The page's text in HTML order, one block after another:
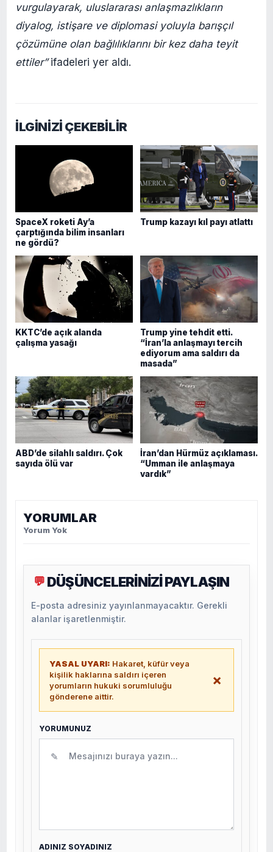
vurgulayarak, uluslararası anlaşmazlıkların
diyalog, istişare ve diplomasi yoluyla barışçıl
çözümüne olan bağlılıklarını bir kez daha teyit
ettiler”ifadeleri yer aldı.
İLGİNİZİ ÇEKEBİLİR
SpaceX roketi Ay’a
çarptığında bilim insanları
ne gördü?
Trump kazayı kıl payı atlattı
KKTC’de açık alanda
çalışma yasağı
Trump yine tehdit etti.
“İran’la anlaşmayı tercih
ediyorum ama saldırı da
masada”
ABD’de silahlı saldırı. Çok
sayıda ölü var
İran’dan Hürmüz açıklaması.
“Umman ile anlaşmaya
vardık”
YORUMLAR
Yorum Yok
💬 DÜŞÜNCELERİNİZİ PAYLAŞIN
E-posta adresiniz yayınlanmayacaktır. Gerekli
alanlar işaretlenmiştir.
YASAL UYARI: Hakaret, küfür veya
kişilik haklarına saldırı içeren
yorumların hukuki sorumluluğu
gönderene aittir.
×
YORUMUNUZ
✎
ADINIZ SOYADINIZ